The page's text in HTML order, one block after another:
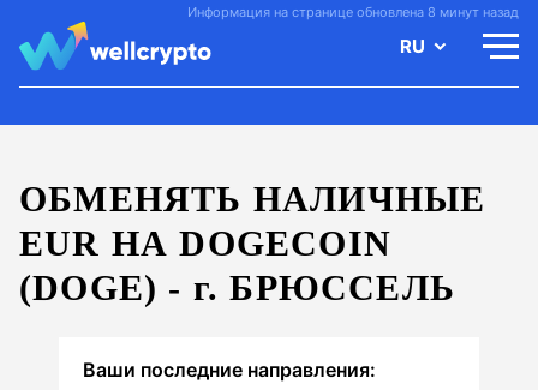
Информация на странице обновлена 8 минут назад
RU
ОБМЕНЯТЬ НАЛИЧНЫЕ
EUR НА DOGECOIN
(DOGE) - г. БРЮССЕЛЬ
Ваши последние направления: